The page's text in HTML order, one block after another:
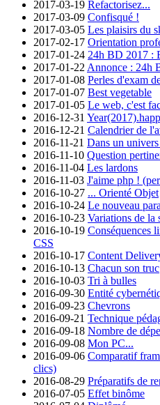
2017-03-19 Refactorisez...
2017-03-09 Confisqué !
2017-03-05 Les plaisirs du
2017-02-17 Orientation
2017-01-24 24h BD 2017 :
2017-01-22 Annonce : 24h
2017-01-08 Perles d'exam
2017-01-07 Best vegetable
2017-01-05 Le web, c'est
2016-12-31
2016-12-21 Calendrier de
2016-11-21 Dans un
2016-11-10 Question
2016-11-04 Les lardons
2016-11-03 J'aime php !
2016-10-27 ... Orienté Objet
2016-10-24 Le nouveau
2016-10-23 Variations de la
2016-10-19 Conséquences
CSS
2016-10-17 Content
2016-10-13 Chacun son truc
2016-10-03 Tri à bulles
2016-09-30 Entité
2016-09-23 Chevrons
2016-09-21 Technique
2016-09-18 Nombre de
2016-09-08 Mon PC...
2016-09-06 Comparatif
clics)
2016-08-29 Préparatifs de
2016-07-05 Effet binôme